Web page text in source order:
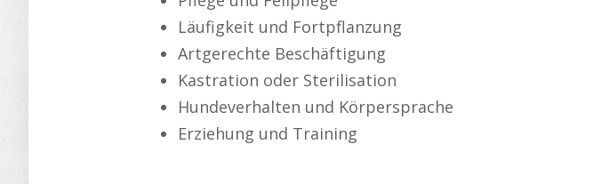
Läufigkeit und Fortpflanzung
Artgerechte Beschäftigung
Kastration oder Sterilisation
Hundeverhalten und Körpersprache
Erziehung und Training